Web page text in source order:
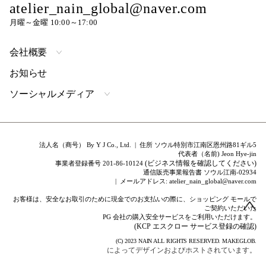
atelier_nain_global@naver.com
月曜～金曜 10:00～17:00
会社概要
お知らせ
ソーシャルメディア
法人名（商号） By Y J Co., Ltd. | 住所 ソウル特別市江南区恩州路81ギル5
代表者（名前) Jeon Hye-jin
事業者登録番号 201-86-10124(ビジネス情報を確認してください)
通信販売事業報告書 ソウル江南-02934
| メールアドレス: atelier_nain_global@naver.com
お客様は、安全なお取引のために現金でのお支払いの際に、ショッピング モールで
ご契約いただいた
PG 会社の購入安全サービスをご利用いただけます。
(KCP エスクロー サービス登録の確認)
(C) 2023 NAIN ALL RIGHTS RESERVED.MAKEGLOB.
によってデザインおよびホストされています。